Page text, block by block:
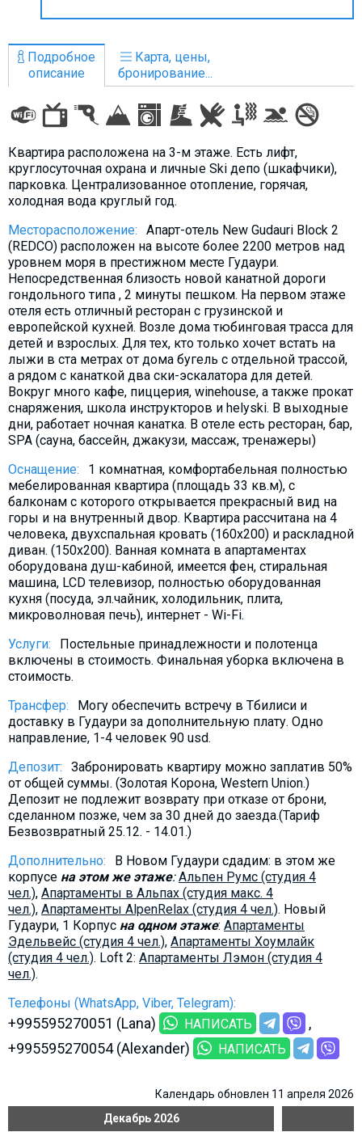
Подробное
описание
Карта, цены,
бронирование...
Квартира расположена на 3-м этаже. Есть лифт,
круглосуточная охрана и личные Ski депо (шкафчики),
парковка. Централизованное отопление, горячая,
холодная вода круглый год.
Месторасположение:
Апарт-отель New Gudauri Block 2
(REDCO) расположен на высоте более 2200 метров над
уровнем моря в престижном месте Гудаури.
Непосредственная близость новой канатной дороги
гондольного типа , 2 минуты пешком. На первом этаже
отеля есть отличный ресторан с грузинской и
европейской кухней. Возле дома тюбинговая трасса для
детей и взрослых. Для тех, кто только хочет встать на
лыжи в ста метрах от дома бугель с отдельной трассой,
а рядом с канаткой два ски-эскалатора для детей.
Вокруг много кафе, пиццерия, winehouse, а также прокат
снаряжения, школа инструкторов и helyski. В выходные
дни, работает ночная канатка. В отеле есть ресторан, бар,
SPA (сауна, бассейн, джакузи, массаж, тренажеры)
Оснащение:
1 комнатная, комфортабельная полностью
мебeлированная квартира (площадь 33 кв.м), с
балконам с которого открывается прекрасный вид на
горы и на внутренный двор. Квартира рассчитана на 4
человека, двухспальная кровать (160х200) и раскладной
диван. (150х200). Ванная комната в апартаментах
оборудована душ-кабиной, имеется фен, стиральная
машина, LCD телевизор, полностью оборудованная
кухня (посуда, эл.чайник, холодильник, плита,
микроволновая печь), интернет - Wi-Fi.
Услуги:
Постельные принадлежности и полотенца
включены в стоимость. Финальная уборка включена в
стоимость.
Трансфер:
Могу обеспечить встречу в Тбилиси и
доставку в Гудаури за дополнительную плату. Oдно
направление, 1-4 человек 90 usd.
Депозит:
Забронировать квартиру можно заплатив 50%
от общей суммы. (Золотая Корона, Western Union.)
Депозит не подлежит возврату при отказе от брони,
сделанном позже, чем за 30 дней до заезда.(Тариф
Безвозвратный 25.12. - 14.01.)
Дополнительно:
В Новом Гудаури сдадим: в этом же
корпусе на этом же этаже: Альпен Румс (студия 4
чел.), Aпартаменты в Альпах (студия макс. 4
чел.), Aпартаменты AlpenRelax (студия 4 чел.). Новый
Гудаури, 1 Корпус на одном этаже: Апартаменты
Эдельвейс (студия 4 чел.), Aпартаменты Хоумлайк
(студия 4 чел.). Loft 2: Aпартаменты Лэмон (студия 4
чел.).
Телефоны (WhatsApp, Viber, Telegram):
+995595270051 (Lana) НАПИСАТЬ
+995595270054 (Alexander) НАПИСАТЬ
Календарь обновлен 11 апреля 2026
Декабрь 2026
Что пить?
Деньги
Мобильная связь
Отчеты
Безопасность